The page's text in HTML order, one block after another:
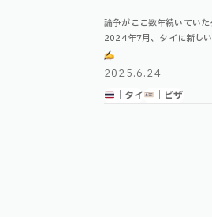
論争がここ数年続いてい
2024年7月、タイに新し
した！ 『DTV』と呼ばれ
「Destination Thai …
2025.6.24
｜タイ
｜ビザ